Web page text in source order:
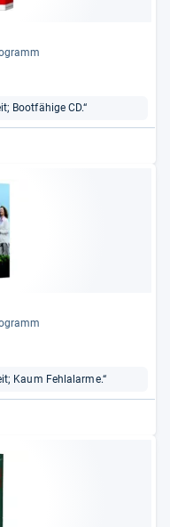
Bootfähige CD.“
Kaum Fehlalarme.“